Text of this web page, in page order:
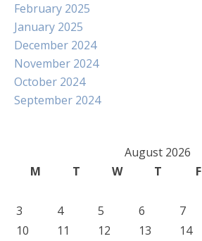
February 2025
January 2025
December 2024
November 2024
October 2024
September 2024
August 2026
M
T W T F
3
4 5 6 7
10
11 12 13 14